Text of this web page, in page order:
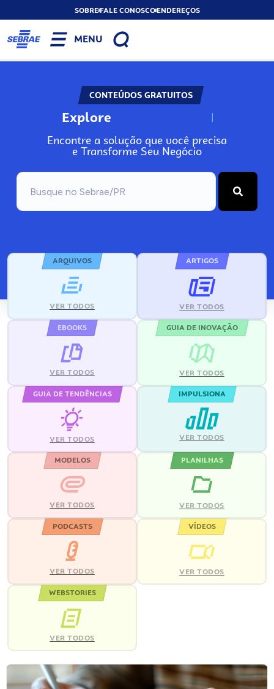
SOBREFALE CONOSCOENDEREÇOS
MENU
CONTEÚDOS GRATUITOS
Explore N
Encontre a solução que você precisa
e Transforme Seu Negócio
ARQUIVOS
VER TODOS
ARTIGOS
VER TODOS
EBOOKS
VER TODOS
GUIA DE INOVAÇÃO
VER TODOS
GUIA DE TENDÊNCIAS
VER TODOS
IMPULSIONA
VER TODOS
MODELOS
VER TODOS
PLANILHAS
VER TODOS
PODCASTS
VER TODOS
VÍDEOS
VER TODOS
WEBSTORIES
VER TODOS